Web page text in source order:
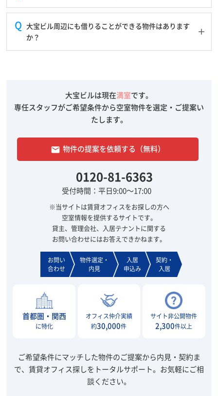
大宝ビル周辺にも借りることができる物件はあります
か？
大宝ビルは現在満室です。
専任スタッフがご希望条件から空室物件を選定・ご提案い
たします。
email 物件の提案を依頼する（無料）
0120-81-6363
受付時間：平日9:00～17:00
※当サイトは賃貸オフィスをお探しの方へ
空室情報を提供するサイトです。
貸主、管理会社、入居テナントに関する
お問い合わせにはお答えできかねます。
お問い
合わせ
物件選定・
内見
入居
申込み
契約・
入居
首都圏・関西
に特化
オフィス仲介実績
約30,000件
サイト非公開物件
2,300件以上
ご希望条件にマッチした物件のご提案から内見・契約ま
で、賃貸オフィス探しをトータルサポート。 お気軽にご相
談ください。